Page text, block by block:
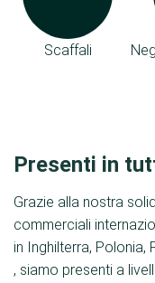
Scaffali
Presenti in
Grazie alla nostra
commerciali
in Inghilterra, Polonia,
, siamo presenti a